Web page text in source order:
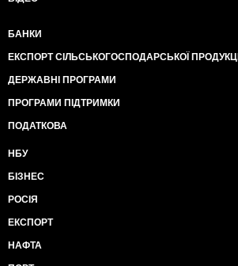
БАНКИ
ЕКСПОРТ СІЛЬСЬКОГОСПОДАРСЬКОЇ ПРОДУКЦІЇ
ДЕРЖАВНІ ПРОГРАМИ
ПРОГРАМИ ПІДТРИМКИ
ПОДАТКОВА
НБУ
БІЗНЕС
РОСІЯ
ЕКСПОРТ
НАФТА